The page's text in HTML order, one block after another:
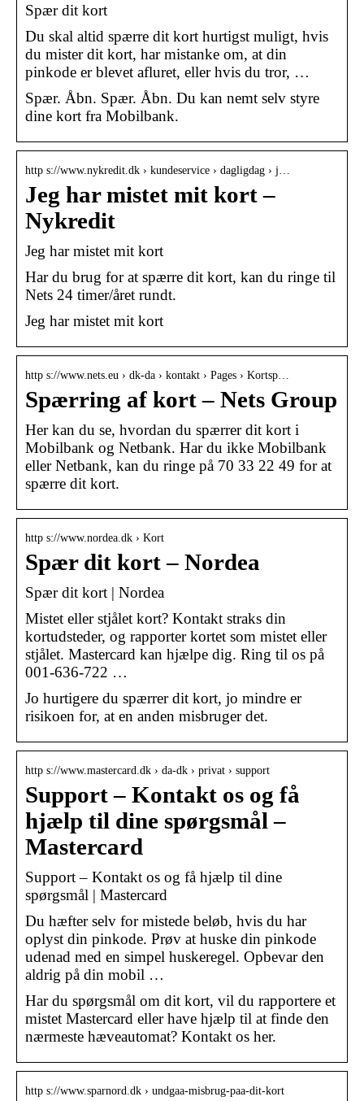
Spær dit kort
Du skal altid spærre dit kort hurtigst muligt, hvis
du mister dit kort, har mistanke om, at din
pinkode er blevet afluret, eller hvis du tror, …
Spær. Åbn. Spær. Åbn. Du kan nemt selv styre
dine kort fra Mobilbank.
http s://www.nykredit.dk › kundeservice › dagligdag › j…
Jeg har mistet mit kort –
Nykredit
Jeg har mistet mit kort
Har du brug for at spærre dit kort, kan du ringe til
Nets 24 timer/året rundt.
Jeg har mistet mit kort
http s://www.nets.eu › dk-da › kontakt › Pages › Kortsp…
Spærring af kort – Nets Group
Her kan du se, hvordan du spærrer dit kort i
Mobilbank og Netbank. Har du ikke Mobilbank
eller Netbank, kan du ringe på 70 33 22 49 for at
spærre dit kort.
http s://www.nordea.dk › Kort
Spær dit kort – Nordea
Spær dit kort | Nordea
Mistet eller stjålet kort? Kontakt straks din
kortudsteder, og rapporter kortet som mistet eller
stjålet. Mastercard kan hjælpe dig. Ring til os på
001-636-722 …
Jo hurtigere du spærrer dit kort, jo mindre er
risikoen for, at en anden misbruger det.
http s://www.mastercard.dk › da-dk › privat › support
Support – Kontakt os og få
hjælp til dine spørgsmål –
Mastercard
Support – Kontakt os og få hjælp til dine
spørgsmål | Mastercard
Du hæfter selv for mistede beløb, hvis du har
oplyst din pinkode. Prøv at huske din pinkode
udenad med en simpel huskeregel. Opbevar den
aldrig på din mobil …
Har du spørgsmål om dit kort, vil du rapportere et
mistet Mastercard eller have hjælp til at finde den
nærmeste hæveautomat? Kontakt os her.
http s://www.sparnord.dk › undgaa-misbrug-paa-dit-kort